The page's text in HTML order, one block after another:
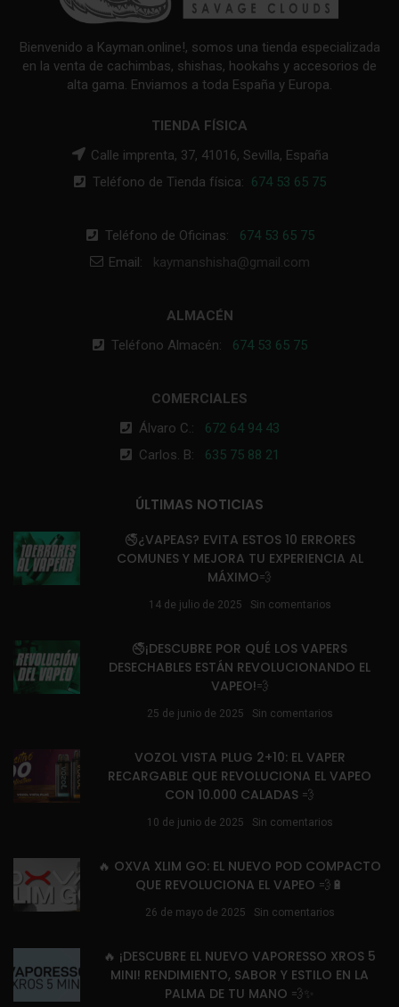
Bienvenido a Kayman.online!, somos una tienda especializada
en la venta de cachimbas, shishas, hookahs y accesorios de
alta gama. Enviamos a toda España y Europa.
TIENDA FÍSICA
Calle imprenta, 37, 41016, Sevilla, España
Teléfono de Tienda física: 674 53 65 75
Teléfono de Oficinas: 674 53 65 75
Email:
kaymanshisha@gmail.com
ALMACÉN
Teléfono Almacén: 674 53 65 75
COMERCIALES
Álvaro C.: 672 64 94 43
Carlos. B: 635 75 88 21
ÚLTIMAS NOTICIAS
🚭¿VAPEAS? EVITA ESTOS 10 ERRORES
COMUNES Y MEJORA TU EXPERIENCIA AL
MÁXIMO💨
14 de julio de 2025 Sin comentarios
🚭¡DESCUBRE POR QUÉ LOS VAPERS
DESECHABLES ESTÁN REVOLUCIONANDO EL
VAPEO!💨
25 de junio de 2025 Sin comentarios
VOZOL VISTA PLUG 2+10: EL VAPER
RECARGABLE QUE REVOLUCIONA EL VAPEO
CON 10.000 CALADAS 💨
10 de junio de 2025 Sin comentarios
🔥 OXVA XLIM GO: EL NUEVO POD COMPACTO
QUE REVOLUCIONA EL VAPEO 💨🔋
26 de mayo de 2025 Sin comentarios
🔥 ¡DESCUBRE EL NUEVO VAPORESSO XROS 5
MINI! RENDIMIENTO, SABOR Y ESTILO EN LA
PALMA DE TU MANO 💨✨